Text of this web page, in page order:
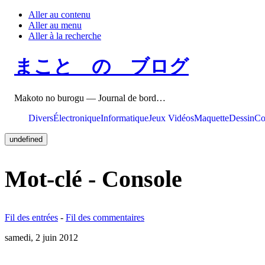
Aller au contenu
Aller au menu
Aller à la recherche
まこと の ブログ
Makoto no burogu — Journal de bord…
DiversÉlectroniqueInformatiqueJeux VidéosMaquetteDessin
undefined
Mot-clé - Console
Fil des entrées - Fil des commentaires
samedi, 2 juin 2012